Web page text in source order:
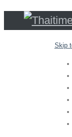
Skip